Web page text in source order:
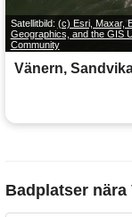
Satellitbild: (c) Esri, Maxar,
Geographics, and the GIS
Community
Vänern,
Badplatser